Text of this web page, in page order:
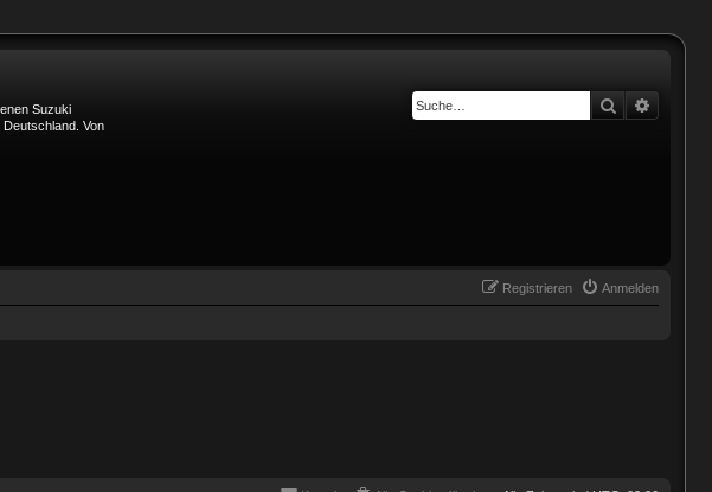
Suzuki
Von
Suche
Anmelden
Registrieren